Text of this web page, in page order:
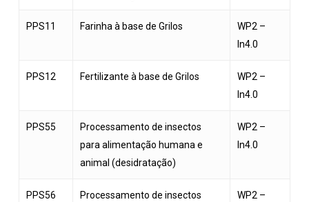
PPS11 Farinha à base de Grilos
WP2 –
In4.0
PPS12 Fertilizante à base de Grilos
WP2 –
In4.0
PPS55
Processamento de insectos
para alimentação humana e
animal (desidratação)
WP2 –
In4.0
PPS56
Processamento de insectos
WP2 –